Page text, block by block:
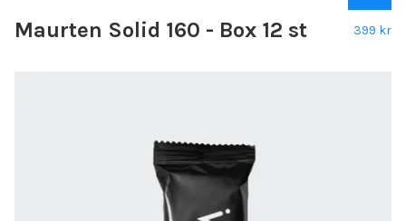
Maurten Solid 160 - Box 12 st 399 kr